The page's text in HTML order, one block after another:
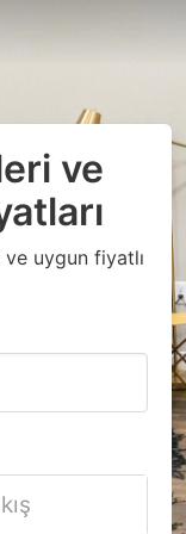
ve
uygun fiyatlı